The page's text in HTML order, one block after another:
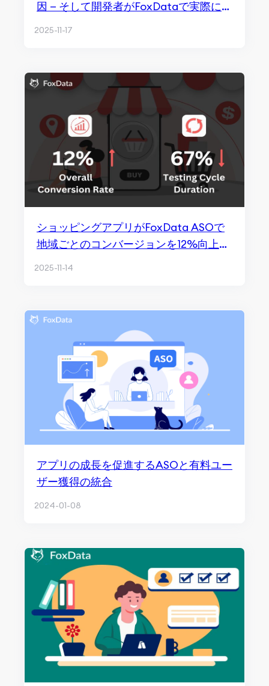
因 — そして開発者がFoxDataで実際に勝
2025-11-17
ショッピングアプリがFoxData ASOで
地域ごとのコンバージョンを12%向上さ
2025-11-14
アプリの成長を促進するASOと有料ユー
ザー獲得の統合
2024-01-08